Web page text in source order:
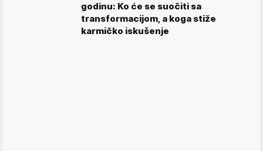
godinu: Ko će se suočiti sa
transformacijom, a koga stiže
karmičko iskušenje